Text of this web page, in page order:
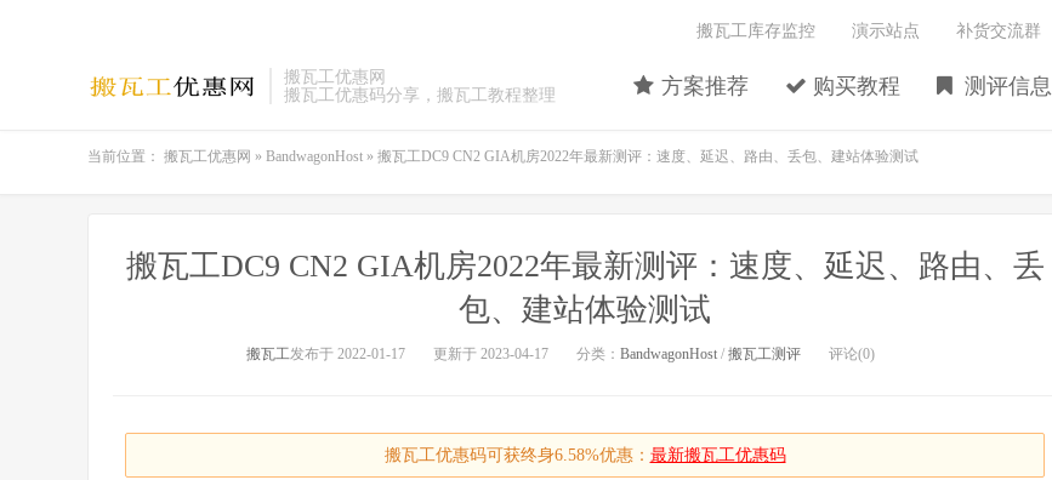
搬瓦工优惠网
搬瓦工优惠码分享，搬瓦工教程整理
方案推荐 购买教程 测评信息
搬瓦工库存监控 演示站点 补货交流群
当前位置： 搬瓦工优惠网 » BandwagonHost » 搬瓦工DC9 CN2 GIA机房2022年最新测评：速度、延迟、路由、丢包、建站体验测试
搬瓦工DC9 CN2 GIA机房2022年最新测评：速度、延迟、路由、丢
包、建站体验测试
搬瓦工发布于 2022-01-17 更新于 2023-04-17 分类： BandwagonHost / 搬瓦工测评 评论(0)
搬瓦工优惠码可获终身6.58%优惠： 最新搬瓦工优惠码